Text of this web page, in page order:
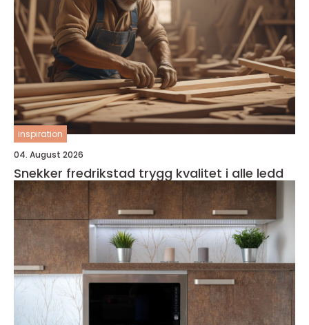
inspiration
04. August 2026
Snekker fredrikstad trygg kvalitet i alle ledd